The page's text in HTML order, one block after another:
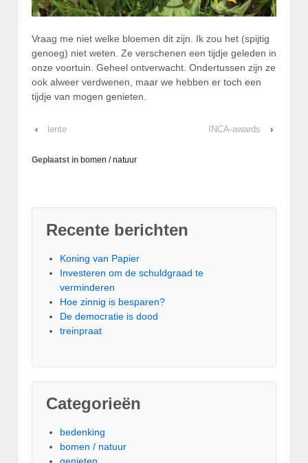
Vraag me niet welke bloemen dit zijn. Ik zou het (spijtig
genoeg) niet weten. Ze verschenen een tijdje geleden in
onze voortuin. Geheel ontverwacht. Ondertussen zijn ze
ook alweer verdwenen, maar we hebben er toch een
tijdje van mogen genieten.
‹ lente INCA-awards ›
Geplaatst in bomen / natuur
Recente berichten
Koning van Papier
Investeren om de schuldgraad te
verminderen
Hoe zinnig is besparen?
De democratie is dood
treinpraat
Categorieën
bedenking
bomen / natuur
genieten